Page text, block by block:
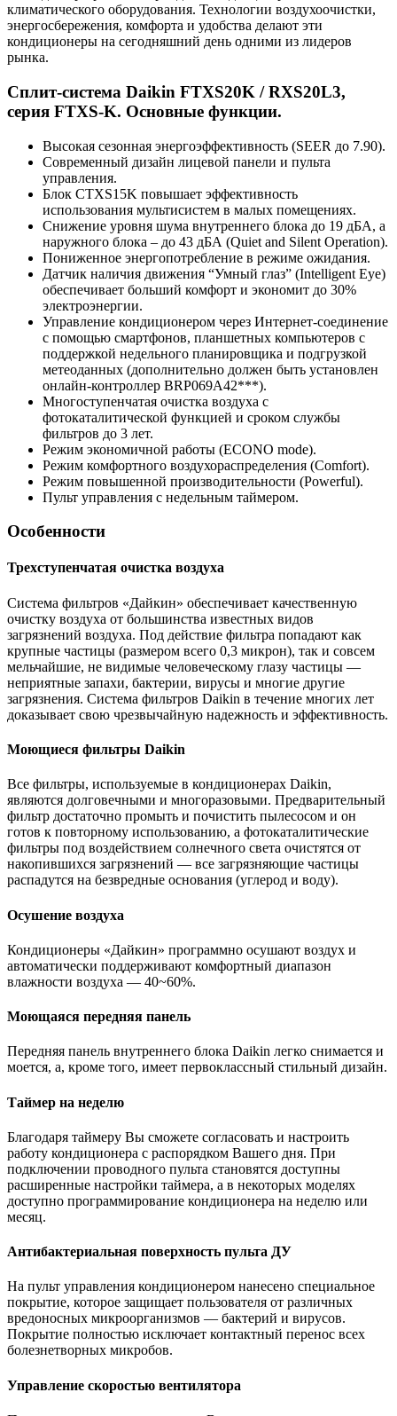
климатического оборудования. Технологии воздухоочистки,
энергосбережения, комфорта и удобства делают эти
кондиционеры на сегодняшний день одними из лидеров
рынка.
Сплит-система Daikin FTXS20K / RXS20L3,
серия FTXS-K. Основные функции.
Высокая сезонная энергоэффективность (SEER до 7.90).
Современный дизайн лицевой панели и пульта
управления.
Блок CTXS15K повышает эффективность
использования мультисистем в малых помещениях.
Снижение уровня шума внутреннего блока до 19 дБА, а
наружного блока – до 43 дБА (Quiet and Silent Operation).
Пониженное энергопотребление в режиме ожидания.
Датчик наличия движения “Умный глаз” (Intelligent Eye)
обеспечивает больший комфорт и экономит до 30%
электроэнергии.
Управление кондиционером через Интернет-соединение
с помощью смартфонов, планшетных компьютеров с
поддержкой недельного планировщика и подгрузкой
метеоданных (дополнительно должен быть установлен
онлайн-контроллер BRP069A42***).
Многоступенчатая очистка воздуха с
фотокаталитической функцией и сроком службы
фильтров до 3 лет.
Режим экономичной работы (ECONO mode).
Режим комфортного воздухораспределения (Comfort).
Режим повышенной производительности (Powerful).
Пульт управления с недельным таймером.
Особенности
Трехступенчатая очистка воздуха
Система фильтров «Дайкин» обеспечивает качественную
очистку воздуха от большинства известных видов
загрязнений воздуха. Под действие фильтра попадают как
крупные частицы (размером всего 0,3 микрон), так и совсем
мельчайшие, не видимые человеческому глазу частицы —
неприятные запахи, бактерии, вирусы и многие другие
загрязнения. Система фильтров Daikin в течение многих лет
доказывает свою чрезвычайную надежность и эффективность.
Моющиеся фильтры Daikin
Все фильтры, используемые в кондиционерах Daikin,
являются долговечными и многоразовыми. Предварительный
фильтр достаточно промыть и почистить пылесосом и он
готов к повторному использованию, а фотокаталитические
фильтры под воздействием солнечного света очистятся от
накопившихся загрязнений — все загрязняющие частицы
распадутся на безвредные основания (углерод и воду).
Осушение воздуха
Кондиционеры «Дайкин» программно осушают воздух и
автоматически поддерживают комфортный диапазон
влажности воздуха — 40~60%.
Моющаяся передняя панель
Передняя панель внутреннего блока Daikin легко снимается и
моется, а, кроме того, имеет первоклассный стильный дизайн.
Таймер на неделю
Благодаря таймеру Вы сможете согласовать и настроить
работу кондиционера с распорядком Вашего дня. При
подключении проводного пульта становятся доступны
расширенные настройки таймера, а в некоторых моделях
доступно программирование кондиционера на неделю или
месяц.
Антибактериальная поверхность пульта ДУ
На пульт управления кондиционером нанесено специальное
покрытие, которое защищает пользователя от различных
вредоносных микроорганизмов — бактерий и вирусов.
Покрытие полностью исключает контактный перенос всех
болезнетворных микробов.
Управление скоростью вентилятора